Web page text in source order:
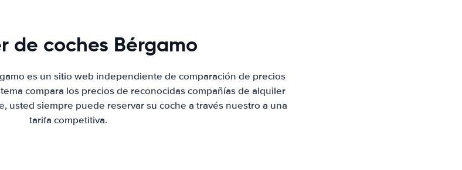
de coches Bérgamo
es un sitio web independiente de comparación de precios
compara los precios de reconocidas compañías de alquiler
usted siempre puede reservar su coche a través nuestro a una
tarifa competitiva.